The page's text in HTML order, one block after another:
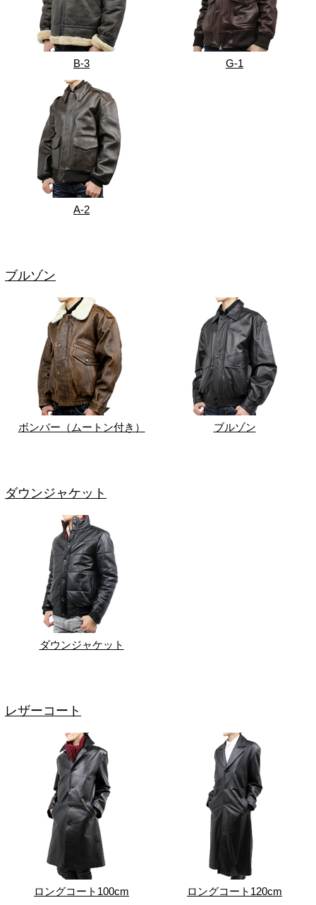
B-3 G-1
A-2
ブルゾン
ボンバー（ムートン付き） ブルゾン
ダウンジャケット
ダウンジャケット
レザーコート
ロングコート100cm ロングコート120cm